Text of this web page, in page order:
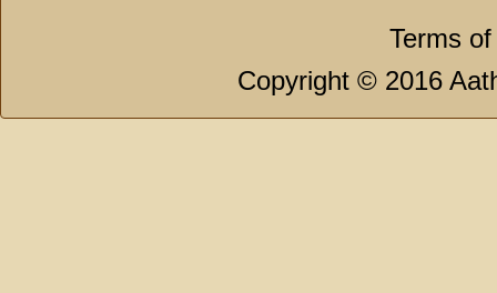
Terms
Copyright © 2016